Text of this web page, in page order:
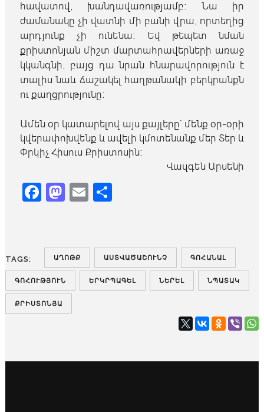
հավատով, խանդավառությամբ։ Նա իր
ժամանակը չի վատնի մի բանի վրա, որտեղից
արդյունք չի ունենա։ Եվ թեպետ նման
քրիստոնյան միշտ մարտահրավերների առաջ
կկանգնի, բայց դա նրան հնարավորություն է
տալիս նաև ճաշակել հաղթանակի բերկրանքն
ու քաղցրությունը։
Ամեն օր կատարելով այս քայլերը` մենք օր-օրի
կվերափոխվենք և ավելի կմոտենանք մեր Տեր և
Փրկիչ Հիսուս Քրիստոսին։
Վազգեն Արսենի
Facebook
Mastodon
EmailShare
TAGS: ԱՂՈԹՔ ԱՍՏՎԱԾԱՇՈՒՆՉ ԳՈՀԱՆԱԼ
ԳՈՀՈՒԹՅՈՒՆ ԵՐԿՐՊԱԳԵԼ ՆԵՐԵԼ ՆՊԱՏԱԿ
ՔՐԻՍՏՈՆՅԱ